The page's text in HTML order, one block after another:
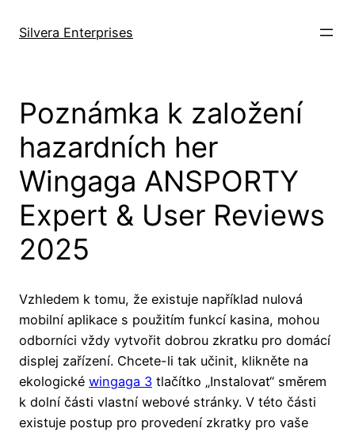
Silvera Enterprises
Poznámka k založení
hazardních her
Wingaga ANSPORTY
Expert & User Reviews
2025
Vzhledem k tomu, že existuje například nulová
mobilní aplikace s použitím funkcí kasina, mohou
odborníci vždy vytvořit dobrou zkratku pro domácí
displej zařízení. Chcete-li tak učinit, klikněte na
ekologické wingaga 3 tlačítko „Instalovat“ směrem
k dolní části vlastní webové stránky. V této části
existuje postup pro provedení zkratky pro vaše